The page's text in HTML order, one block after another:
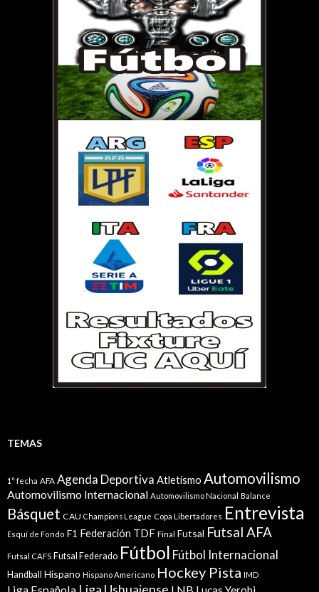
TEMAS
1° fecha AFA Agenda Deportiva Atletismo Automovilismo
Automovilismo Internacional Automovilismo Nacional Balance
Básquet CAU Champions League Copa Libertadores Entrevista
Esquí de Fondo F1 Federación TDF Final Futsal Futsal AFA
Futsal CAFS Futsal Federado Fútbol Fútbol Internacional
Handball Hispano Hispano Americano Hockey Pista IMD